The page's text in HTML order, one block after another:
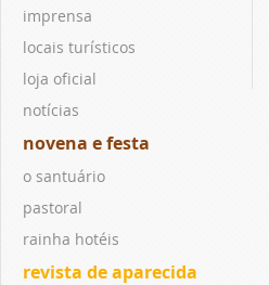
imprensa
locais turísticos
loja oficial
notícias
novena e festa
o santuário
pastoral
rainha hotéis
revista de aparecida